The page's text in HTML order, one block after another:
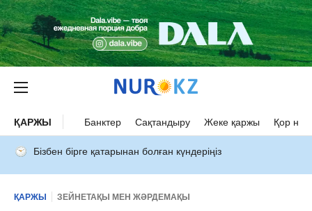
ҚАРЖЫ Банктер Сақтандыру Жеке қаржы Қор
Бізбен бірге қатарынан болған күндеріңіз
ҚАРЖЫ ЗЕЙНЕТАҚЫ МЕН ЖӘРДЕМАҚЫ